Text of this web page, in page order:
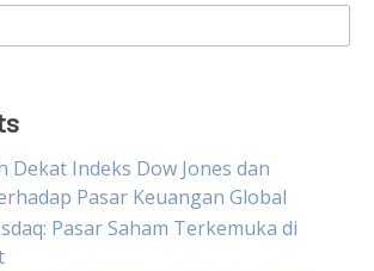
Dekat Indeks Dow Jones dan
Pasar Keuangan Global
Pasar Saham Terkemuka di